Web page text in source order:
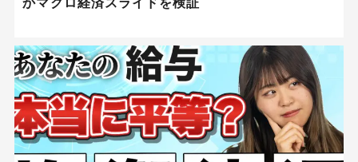
かマクロ経済スライドを検証